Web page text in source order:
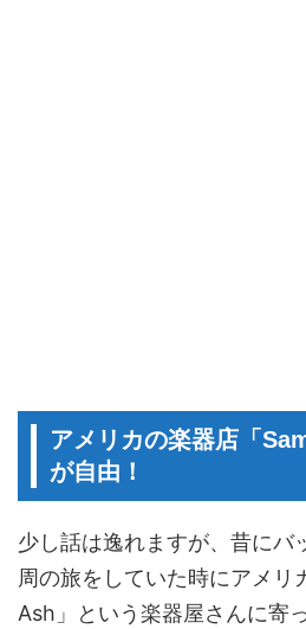
アメリカの楽器店「
が自由！
少し話は逸れますが、昔にバ
周の旅をしていた時にアメリ
Ash」という楽器屋さんに寄